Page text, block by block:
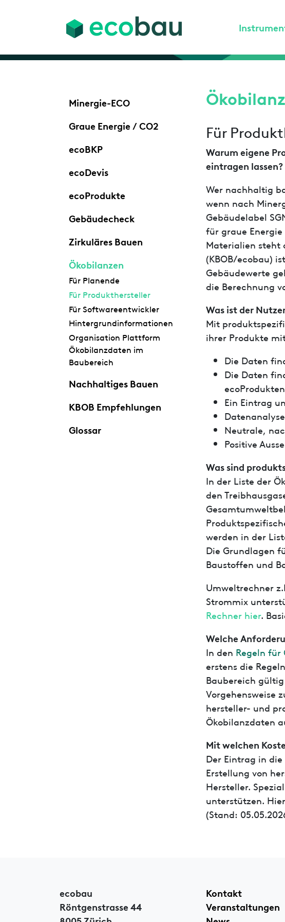
Minergie-ECO
Graue Energie / CO2
ecoBKP
ecoDevis
ecoProdukte
Gebäudecheck
Zirkuläres Bauen
Ökobilanzen
Für Planende
Für Produkthersteller
Für Softwareentwickler
Hintergrundinformationen
Organisation Plattform
Ökobilanzdaten im
Baubereich
Nachhaltiges Bauen
KBOB Empfehlungen
Glossar
Für
Warum eigene
eintragen lassen?
Wer nachhaltig
wenn nach
Gebäudelabel
für graue
Materialien steht
(KBOB/ecobau)
Gebäudewerte
die Berechnung
Was ist der
Mit
ihrer Produkte
Die Daten
Die Daten
Ein Eintrag
Neutrale,
Positive
Was sind
In der Liste der
den
werden in der
Die Grundlagen
Baustoffen und
Umweltrechner
Strommix
Rechner hier.
Welche
In den Regeln für
erstens die
Baubereich
Vorgehensweise
hersteller- und
Ökobilanzdaten
Mit welchen
Der Eintrag in
Erstellung von
Hersteller.
unterstützen.
(Stand:
ecobau
Röntgenstrasse 44
Kontakt
Veranstaltungen